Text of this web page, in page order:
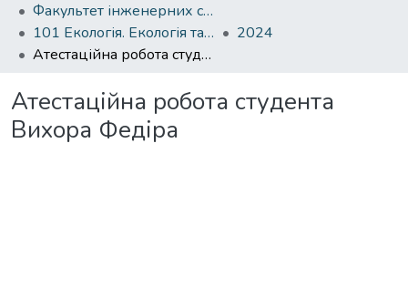
Факультет інженерних систем та екології
101 Екологія. Екологія та охорона навколишнього середовища
2024
Атестаційна робота студента Вихора Федіра
Атестаційна робота студента
Вихора Федіра